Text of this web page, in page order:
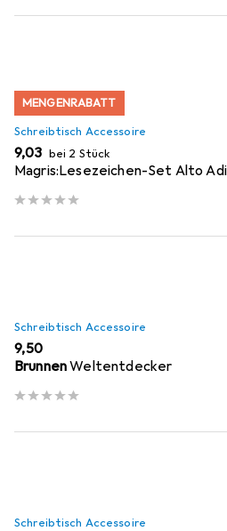
MENGENRABATT
Schreibtisch Accessoire
EUR
9,03 bei 2 Stück
Magris:Lesezeichen-Set Alto
Schreibtisch Accessoire
EUR
9,50
BrunnenWeltentdecker
Schreibtisch Accessoire